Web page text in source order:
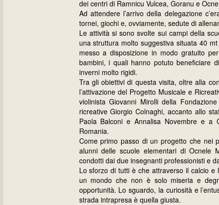
dei centri di Ramnicu Vulcea, Goranu e
Ad attendere l’arrivo della delegazione
tornei, giochi e, ovviamente, sedute di
Le attività si sono svolte sui campi della
una struttura molto suggestiva situata 40
messo a disposizione in modo gratuito
bambini, i quali hanno potuto beneficiare
inverni molto rigidi.
Tra gli obiettivi di questa visita, oltre alla
l’attivazione del Progetto Musicale e
violinista Giovanni Mirolli della
ricreative Giorgio Colnaghi, accanto allo
Paola Balconi e Annalisa Novembre e a
Romania.
Come primo passo di un progetto che nei
alunni delle scuole elementari di Ocnele
condotti dai due insegnanti professionisti e
Lo sforzo di tutti è che attraverso il calcio
un mondo che non è solo miseria e
opportunità. Lo sguardo, la curiosità e
strada intrapresa è quella giusta.